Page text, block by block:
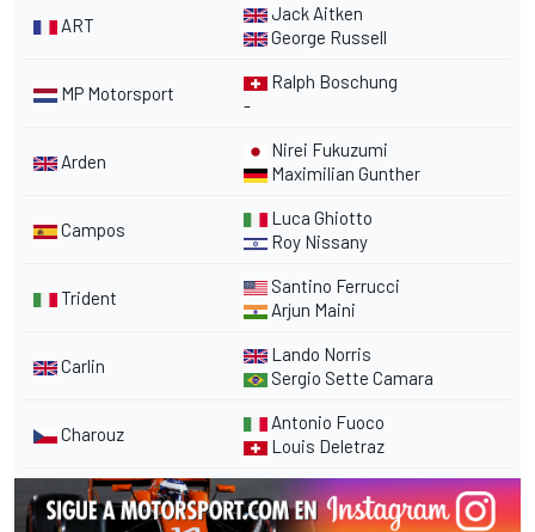
ART
Jack Aitken
George Russell
MP Motorsport
Ralph Boschung
-
Arden
Nirei Fukuzumi
Maximilian Gunther
Campos
Luca Ghiotto
Roy Nissany
Trident
Santino Ferrucci
Arjun Maini
Carlin
Lando Norris
Sergio Sette Camara
Charouz
Antonio Fuoco
Louis Deletraz